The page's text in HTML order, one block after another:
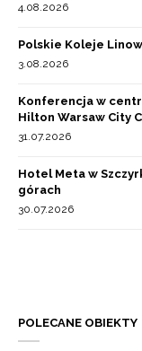
4.08.2026
Polskie Koleje
3.08.2026
Konferencja w
Hilton Warsaw City
31.07.2026
Hotel Meta w
górach
30.07.2026
POLECANE OBIEKTY